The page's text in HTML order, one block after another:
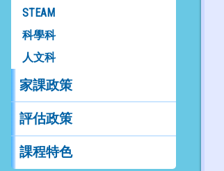
STEAM
科學科
人文科
家課政策
評估政策
課程特色